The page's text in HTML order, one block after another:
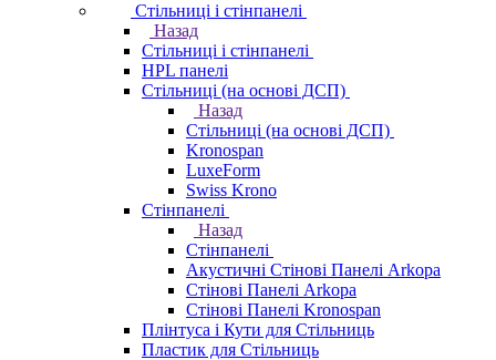
Стільниці і стінпанелі
Назад
Стільниці і стінпанелі
HPL панелі
Стільниці (на основі ДСП)
Назад
Стільниці (на основі ДСП)
Kronospan
LuxeForm
Swiss Krono
Стінпанелі
Назад
Стінпанелі
Акустичні Стінові Панелі Аrkopa
Стінові Панелі Arkopa
Стінові Панелі Kronospan
Плінтуса і Кути для Стільниць
Пластик для Стільниць